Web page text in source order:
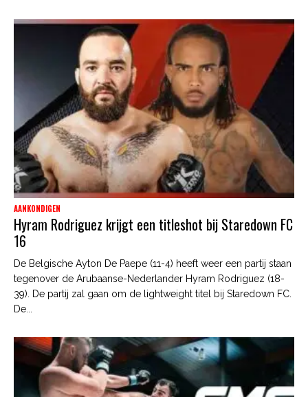
AANKONDIGEN
Hyram Rodriguez krijgt een titleshot bij Staredown FC
16
De Belgische Ayton De Paepe (11-4) heeft weer een partij staan
tegenover de Arubaanse-Nederlander Hyram Rodriguez (18-
39). De partij zal gaan om de lightweight titel bij Staredown FC.
De...